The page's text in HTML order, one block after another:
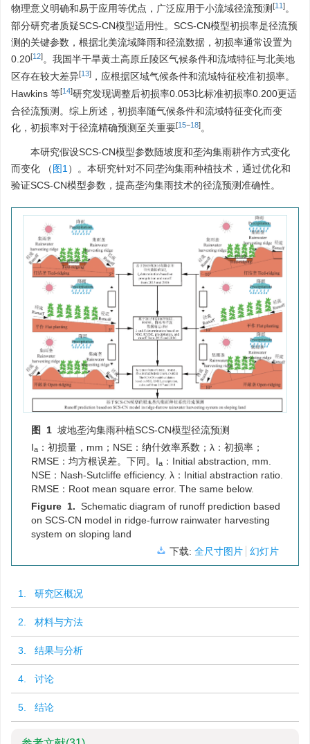
物理意义明确和易于应用等优点，广泛应用于小流域径流预测 [11]。
部分研究者质疑SCS-CN模型适用性。SCS-CN模型初损率是径流预
测的关键参数，根据北美流域降雨和径流数据，初损率通常设置为
0.20[12]。我国半干旱黄土高原丘陵区气候条件和流域特征与北美地
区存在较大差异[13] ，应根据区域气候条件和流域特征校准初损率。
Hawkins 等[14]研究发现调整后初损率0.053比标准初损率0.200更适
合径流预测。综上所述，初损率随气候条件和流域特征变化而变
化，初损率对于径流精确预测至关重要[15−18]。
本研究假设SCS-CN模型参数随坡度和垄沟集雨耕作方式变化
而变化 （图1 ）。本研究针对不同垄沟集雨种植技术，通过优化和
验证SCS-CN模型参数，提高垄沟集雨技术的径流预测准确性。
图 1 坡地垄沟集雨种植SCS-CN模型径流预测
Ia ：初损量，mm；NSE：纳什效率系数； λ ：初损率；
RMSE：均方根误差。下同。 Ia ：Initial abstraction, mm.
NSE：Nash-Sutcliffe efficiency. λ ：Initial abstraction ratio.
RMSE：Root mean square error. The same below.
Figure 1. Schematic diagram of runoff prediction based
on SCS-CN model in ridge-furrow rainwater harvesting
system on sloping land
下载: 全尺寸图片 幻灯片
1. 研究区概况
2. 材料与方法
3. 结果与分析
4. 讨论
5. 结论